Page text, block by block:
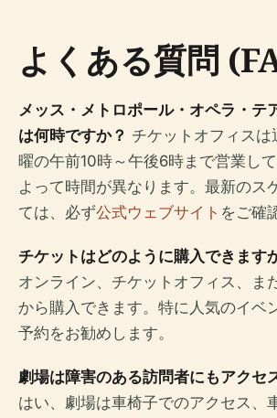
よくある質問
メッス・メトロポール・オペラ・テ
は何時ですか？ チケットオフィスは
曜の午前10時～午後6時まで営業し
よって時間が異なります。最新のス
ては、必ず公式ウェブサイト をご確
チケットはどのように購入できます
オンライン、チケットオフィス、ま
から購入できます。特に人気のイベ
予約をお勧めします。
劇場は障害のある訪問者にもアクセ
はい、劇場は車椅子でのアクセス、